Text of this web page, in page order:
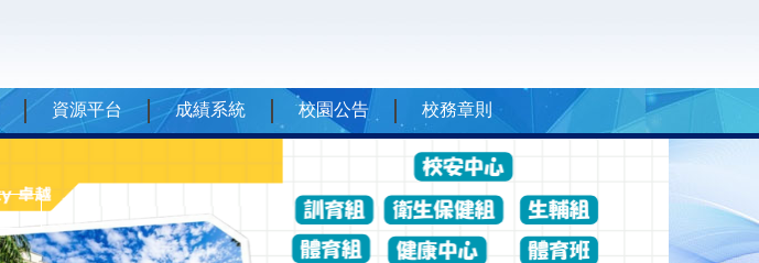
資源平台 成績系統 校園公告 校務章則